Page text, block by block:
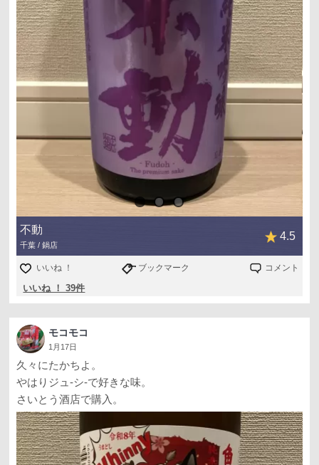
不動
千葉 / 鍋店
4.5
いいね ！ ブックマーク コメント
いいね ！ 39件
モコモコ
1月17日
久々にたかちよ。
やはりジュ-シ-で好きな味。
さいとう酒店で購入。